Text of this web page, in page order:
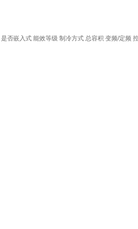
是否嵌入式 能效等级 制冷方式 总容积 变频/定频